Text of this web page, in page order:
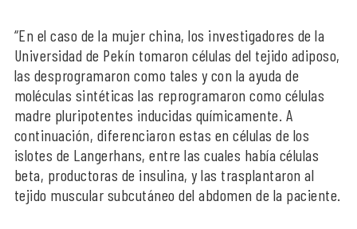
“En el caso de la mujer china, los investigadores de la
Universidad de Pekín tomaron células del tejido adiposo,
las desprogramaron como tales y con la ayuda de
moléculas sintéticas las reprogramaron como células
madre pluripotentes inducidas químicamente. A
continuación, diferenciaron estas en células de los
islotes de Langerhans, entre las cuales había células
beta, productoras de insulina, y las trasplantaron al
tejido muscular subcutáneo del abdomen de la paciente.